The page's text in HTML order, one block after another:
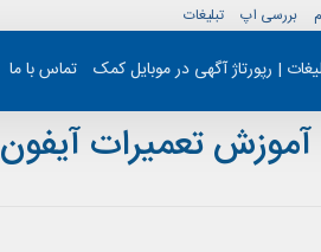
بررسی اپ تبلیغات
| رپورتاژ آگهی در موبایل کمک تماس با ما
آموزش تعمیرات آیفون 4